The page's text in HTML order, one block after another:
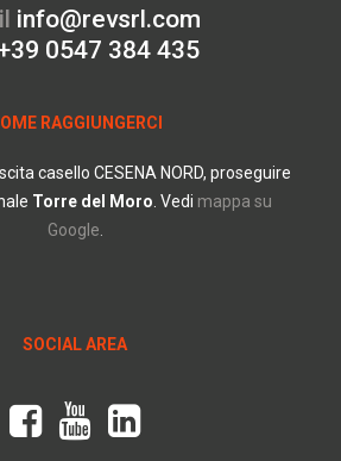
info@revsrl.com
0547 384 435
RAGGIUNGERCI
casello CESENA NORD, proseguire
Torre del Moro Vedi mappa su
Google
SOCIAL AREA